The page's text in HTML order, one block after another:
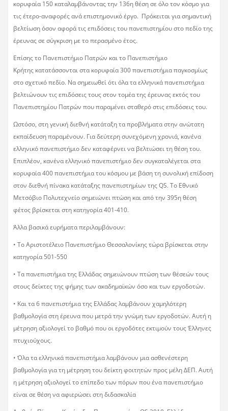
κορυφαία 150 καταλαμβάνοντας την 136η θέση σε όλο τον κόσμο για
τις έτερο-αναφορές ανά επιστημονικό έργο. Πρόκειται για σημαντική
βελτίωση όσον αφορά τις επιδόσεις του πανεπιστημίου στο πεδίο της
έρευνας σε σύγκριση με το περασμένο έτος.
Επίσης το Πανεπιστήμιο Πατρών και το Πανεπιστήμιο
Κρήτης κατατάσσονται στα κορυφαία 300 πανεπιστήμια παγκοσμίως
στο σχετικό πεδίο. Να σημειωθεί ότι όλα τα ελληνικά πανεπιστήμια
βελτιώνουν τις επιδόσεις τους στον τομέα της έρευνας εκτός του
Πανεπιστημίου Πατρών που παραμένει σταθερό στις επιδόσεις του.
Ωστόσο, στη γενική διεθνή κατάταξη τα προβλήματα στην ανώτατη
εκπαίδευση παραμένουν. Για δεύτερη συνεχόμενη χρονιά, κανένα
ελληνικό πανεπιστήμιο δεν καταφέρνει να βελτιώσει τη θέση του.
Επιπλέον, κανένα ελληνικό πανεπιστήμιο δεν συγκαταλέγεται στα
κορυφαία 400 πανεπιστήμια του κόσμου με βάση τη συνολική επίδοση
στον διεθνή πίνακα κατάταξης πανεπιστημίων της QS. Το Εθνικό
Μετσόβιο Πολυτεχνείο σημειώνει πτώση και από την 395η θέση
φέτος βρίσκεται στη κατηγορία 401-410.
Άλλα βασικά ευρήματα περιλαμβάνουν:
• Το Αριστοτέλειο Πανεπιστήμιο Θεσσαλονίκης τώρα βρίσκεται στην
κατηγορία 501-550
• Τα πανεπιστήμια της Ελλάδας σημειώνουν πτώση των θέσεών τους
στους δείκτες της φήμης των ακαδημαϊκών όσο και των εργοδοτών.
• Και τα 6 πανεπιστήμια της Ελλάδας λαμβάνουν χαμηλότερη
βαθμολογία στη έρευνα που μετρά την γνώμη των εργοδοτών. Αυτή η
μέτρηση αξιολογεί το βαθμό που οι εργοδότες εκτιμούν τους Έλληνες
πτυχιούχους.
• Όλα τα ελληνικά πανεπιστήμια λαμβάνουν μια ασθενέστερη
βαθμολογία για τη μέτρηση του δείκτη φοιτητών προς μέλη ΔΕΠ. Αυτή
η μέτρηση αξιολογεί το επίπεδο των πόρων που ένα πανεπιστήμιο
είναι σε θέση να αφιερώσει στη διδασκαλία